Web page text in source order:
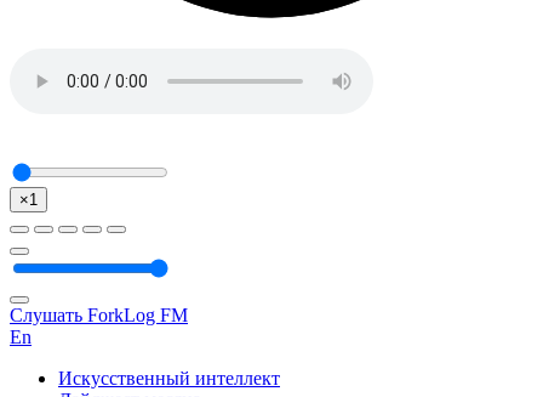
×1
Слушать ForkLog FM
En
Искусственный интеллект